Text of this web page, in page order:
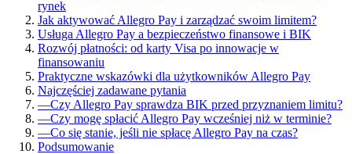
rynek
Jak aktywować Allegro Pay i zarządzać swoim limitem?
Usługa Allegro Pay a bezpieczeństwo finansowe i BIK
Rozwój płatności: od karty Visa po innowacje w
finansowaniu
Praktyczne wskazówki dla użytkowników Allegro Pay
Najczęściej zadawane pytania
—Czy Allegro Pay sprawdza BIK przed przyznaniem limitu?
—Czy mogę spłacić Allegro Pay wcześniej niż w terminie?
—Co się stanie, jeśli nie spłacę Allegro Pay na czas?
Podsumowanie